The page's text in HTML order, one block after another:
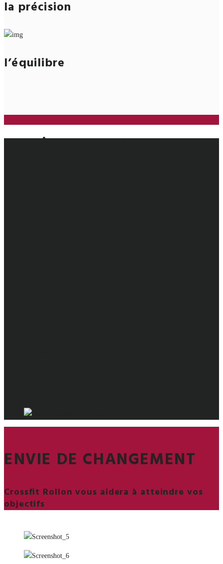
la précision
l’équilibre
HorairesD'ouverture
ENVIE DE CHANGEMENT
Crossfit Rollon vous aidera à atteindre vos
objectifs